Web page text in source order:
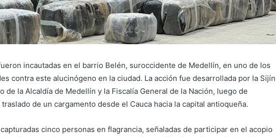
incautadas en el barrio Belén, suroccidente de Medellín, en uno de los
contra este alucinógeno en la ciudad. La acción fue desarrollada por la Sijín
de la Alcaldía de Medellín y la Fiscalía General de la Nación, luego de
de un cargamento desde el Cauca hacia la capital antioqueña.
cinco personas en flagrancia, señaladas de participar en el acopio